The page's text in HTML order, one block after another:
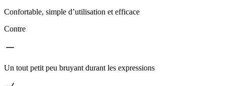
Confortable, simple d’utilisation et efficace
Contre
Un tout petit peu bruyant durant les expressions